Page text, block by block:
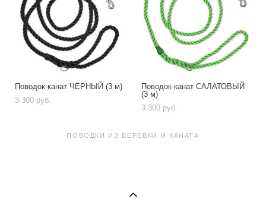
Поводок-канат ЧЁРНЫЙ (3 м)
3 300 pуб.
Поводок-канат CАЛАТОВЫЙ
(3 м)
3 300 pуб.
ПОВОДКИ ИЗ ВЕРЁВКИ И КАНАТА